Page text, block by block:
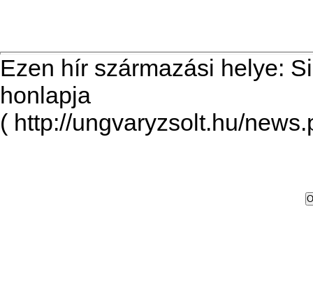
Ezen hír származási helye:
honlapja
( http://ungvaryzsolt.hu/